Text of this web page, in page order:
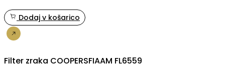
Dodaj v košarico
Filter zraka COOPERSFIAAM FL6559